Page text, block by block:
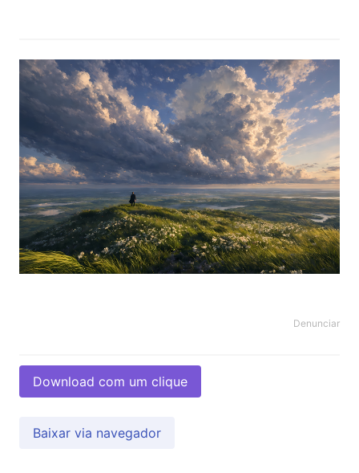
Denunciar
Download com um clique
Baixar via navegador